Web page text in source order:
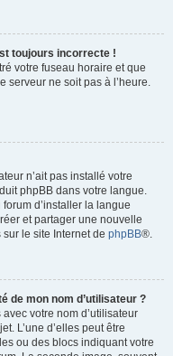
toujours incorrecte !
votre fuseau horaire et que
serveur ne soit pas à l’heure.
n’ait pas installé votre
phpBB dans votre langue.
d’installer la langue
et partager une nouvelle
le site Internet de phpBB®.
de mon nom d’utilisateur ?
votre nom d’utilisateur
L’une d’elles peut être
ou des blocs indiquant votre